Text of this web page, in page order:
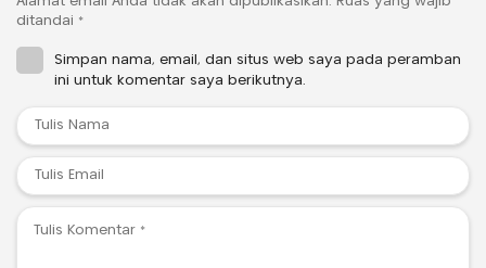
ditandai *
Simpan nama, email, dan situs web saya pada peramban
ini untuk komentar saya berikutnya.